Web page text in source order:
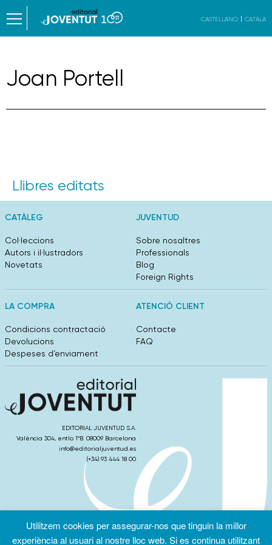
CASTELLANO CATALÀ
Joan Portell
Llibres editats
CATÀLEG
Col·leccions
Autors i il·lustradors
Novetats
JUVENTUD
Sobre nosaltres
Professionals
Blog
Foreign Rights
LA COMPRA
Condicions contractació
Devolucions
Despeses d’enviament
ATENCIÓ CLIENT
Contacte
FAQ
EDITORIAL JUVENTUD S.A.
València 304, entlo 1ºB. 08009 Barcelona
info@editorialjuventud.es
(+34) 93 444 18 00
Condicions
Política de
Política de
cookies
Utilitzem cookies per assegurar-nos que tinguin la millor
experiència al usuari al nostre lloc web. Si es continua utilitzant